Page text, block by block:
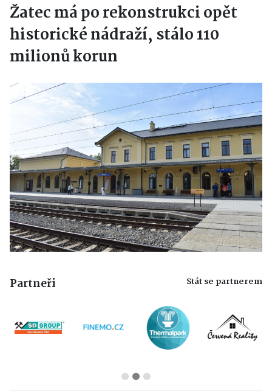
Žatec má po rekonstrukci opět
historické nádraží, stálo 110
milionů korun
Partneři Stát se partnerem